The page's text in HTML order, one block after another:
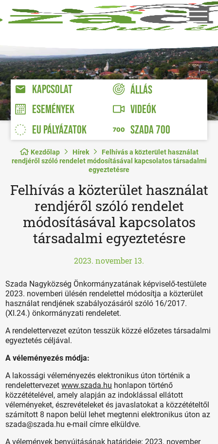
KAPCSOLAT
ÁLLÁS
ESEMÉNYEK
VIDEÓK
EU PÁLYÁZATOK
SZADA 700
Kezdőlap Hírek
Felhívás a közterület használat
rendjéről szóló rendelet módosításával kapcsolatos társadalmi
egyeztetésre
Felhívás a közterület használat
rendjéről szóló rendelet
módosításával kapcsolatos
társadalmi egyeztetésre
2023. november 13.
Szada Nagyközség Önkormányzatának képviselő-testülete
2023. novemberi ülésén rendelettel módosítja a közterület
használat rendjének szabályozásáról szóló 16/2017.
(XI.24.) önkormányzati rendeletet.
A rendelettervezet ezúton tesszük közzé előzetes társadalmi
egyeztetés céljával.
A véleményezés módja:
A lakossági véleményezés elektronikus úton történik a
rendelettervezetwww.szada.hu honlapon történő
közzétételével, amely alapján az indoklással ellátott
véleményeket, észrevételeket és javaslatokat a közzétételtől
számított 8 napon belül lehet megtenni elektronikus úton az
szada@szada.hu e-mail címre elküldve.
A vélemények benyújtásának határideje: 2023. november